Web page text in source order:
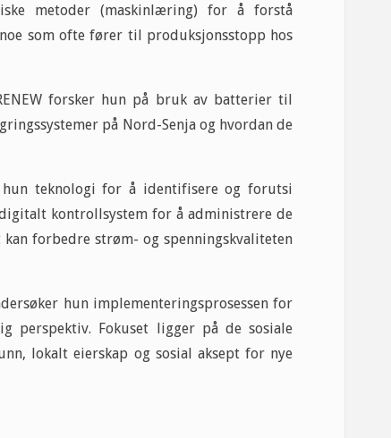
metoder (maskinlæring) for å forstå
som ofte fører til produksjonsstopp hos
forsker hun på bruk av batterier til
på Nord-Senja og hvordan de
teknologi for å identifisere og forutsi
kontrollsystem for å administrere de
forbedre strøm- og spenningskvaliteten
hun implementeringsprosessen for
perspektiv. Fokuset ligger på de sosiale
lokalt eierskap og sosial aksept for nye